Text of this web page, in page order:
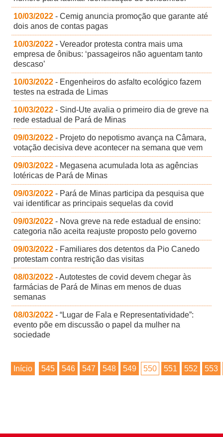
10/03/2022 - Cemig anuncia promoção que garante até
dois anos de contas pagas
10/03/2022 - Vereador protesta contra mais uma
empresa de ônibus: ‘passageiros não aguentam tanto
descaso’
10/03/2022 - Engenheiros do asfalto ecológico fazem
testes na estrada de Limas
10/03/2022 - Sind-Ute avalia o primeiro dia de greve na
rede estadual de Pará de Minas
09/03/2022 - Projeto do nepotismo avança na Câmara,
votação decisiva deve acontecer na semana que vem
09/03/2022 - Megasena acumulada lota as agências
lotéricas de Pará de Minas
09/03/2022 - Pará de Minas participa da pesquisa que
vai identificar as principais sequelas da covid
09/03/2022 - Nova greve na rede estadual de ensino:
categoria não aceita reajuste proposto pelo governo
09/03/2022 - Familiares dos detentos da Pio Canedo
protestam contra restrição das visitas
08/03/2022 - Autotestes de covid devem chegar às
farmácias de Pará de Minas em menos de duas
semanas
08/03/2022 - “Lugar de Fala e Representatividade”:
evento põe em discussão o papel da mulher na
sociedade
Início 545 546 547 548 549 550 551 552 553